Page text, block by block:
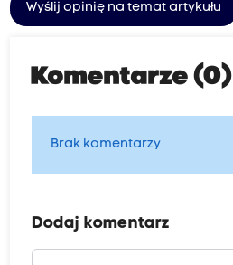
Wyślij opinię na temat artykułu
Komentarze (0)
Brak komentarzy
Dodaj komentarz